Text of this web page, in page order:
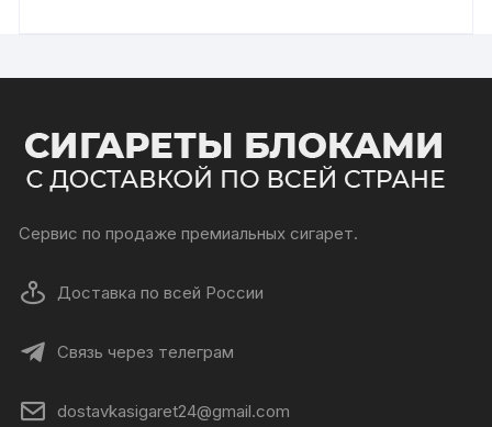
Сервис по продаже премиальных сигарет.
Доставка по всей России
Связь через телеграм
dostavkasigaret24@gmail.com